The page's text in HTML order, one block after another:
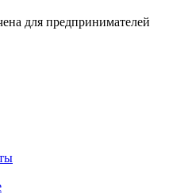
для предпринимателей